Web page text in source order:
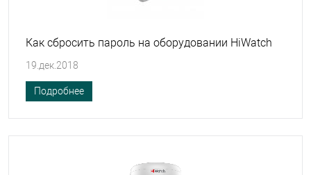
Как сбросить пароль на оборудовании HiWatch
19.дек.2018
Подробнее